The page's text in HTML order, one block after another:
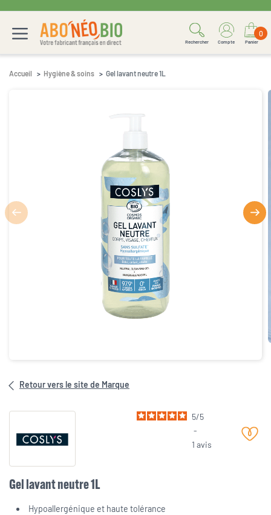
Rechercher Compte
0
Panier
Accueil Hygiène & soins Gel lavant neutre 1L
Retour vers le site de Marque
5/5
-
1 avis
Gel lavant neutre 1L
Hypoallergénique et haute tolérance